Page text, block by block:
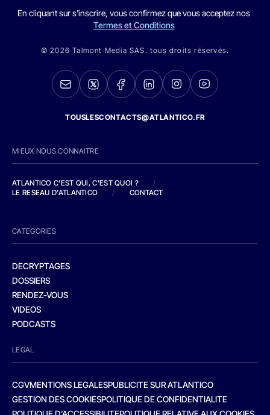
En cliquant sur s'inscrire, vous confirmez que vous acceptez nos
Termes et Conditions
© 2026 Talmont Media SAS. tous droits réservés.
TOUSLESCONTACTS@ATLANTICO.FR
MIEUX NOUS CONNAITRE
ATLANTICO C'EST QUI, C'EST QUOI ?
/
LE RESEAU D'ATLANTICO
/ CONTACT
CATEGORIES
DECRYPTAGES
DOSSIERS
RENDEZ-VOUS
VIDEOS
PODCASTS
LEGAL
CGVMENTIONS LEGALESPUBLICITE SUR ATLANTICO
GESTION DES COOKIESPOLITIQUE DE CONFIDENTIALITE